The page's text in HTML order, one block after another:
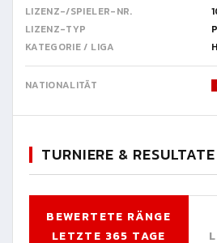
LIZENZ-/SPIELER-NR.
LIZENZ-TYP
KATEGORIE / LIGA
NATIONALITÄT
TURNIERE & RESULTATE
BEWERTETE RÄNGE
LETZTE 365 TAGE